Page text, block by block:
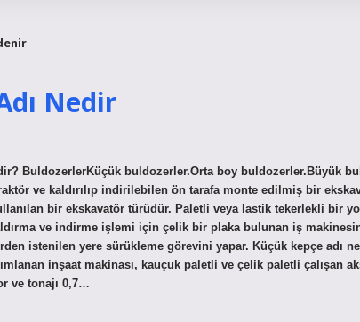
Nedir
BuldozerlerKüçük buldozerler.Orta boy buldozerler.Büyük
ve kaldırılıp indirilebilen ön tarafa monte edilmiş bir
bir ekskavatör türüdür. Paletli veya lastik tekerlekli bir
ve indirme işlemi için çelik bir plaka bulunan iş
istenilen yere sürükleme görevini yapar. Küçük kepçe adı
inşaat makinası, kauçuk paletli ve çelik paletli çalışan
ve tonajı 0,7…